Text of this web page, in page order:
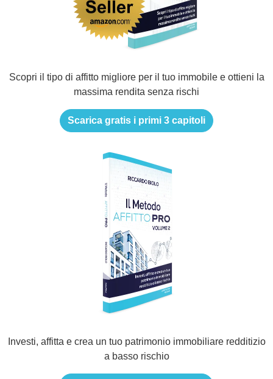
Scopri il tipo di affitto migliore per il tuo immobile e ottieni la
massima rendita senza rischi
Scarica gratis i primi 3 capitoli
Investi, affitta e crea un tuo patrimonio immobiliare redditizio
a basso rischio